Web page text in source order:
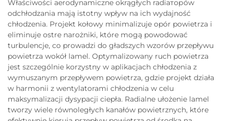
Właściwości aerodynamiczne okrągłych radiаторów
odchłodzania mają istotny wpływ na ich wydajność
chłodzenia. Projekt kołowy minimalizuje opór powietrza i
eliminuje ostre narożniki, które mogą powodować
turbulencje, co prowadzi do gładszych wzorów przepływu
powietrza wokół lamel. Optymalizowany ruch powietrza
jest szczególnie korzystny w aplikacjach chłodzenia z
wymuszanym przepływem powietrza, gdzie projekt działa
w harmonii z wentylatorami chłodzenia w celu
maksymalizacji dysypacji ciepła. Radialne ułożenie lamel
tworzy wiele równoległych kanałów powietrznych, które